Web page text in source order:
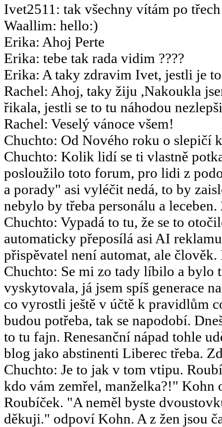
Ivet2511 : tak všechny vítám po
Waallim: hello:)
Erika: Ahoj Perte
Erika: tebe tak rada vidim ????
Erika: A taky zdravim Ivet, jestli je
Rachel: Ahoj, taky žiju ,Nakoukla
řikala, jestli se to tu náhodou
Rachel: Veselý vánoce všem!
Chuchto: Od Nového roku o slepičí
Chuchto: Kolik lidí se ti vlastně
posloužilo toto forum, pro lidi z
a porady" asi vyléčit nedá, to by
nebylo by třeba personálu a
Chuchto: Vypadá to tu, že se to
automaticky přeposílá asi AI
přispěvatel není automat, ale
Chuchto: Se mi zo tady líbilo a bylo
vyskytovala, já jsem spíš generace
co vyrostli ještě v účtě k pravidlům
budou potřeba, tak se napodobí.
to tu fajn. Renesanční nápad tohle
blog jako abstinenti Liberec třeba.
Chuchto: Je to jak v tom vtipu.
kdo vám zemřel, manželka?!"
Roubíček. "A neměl byste
děkuji." odpoví Kohn. A z žen jsou